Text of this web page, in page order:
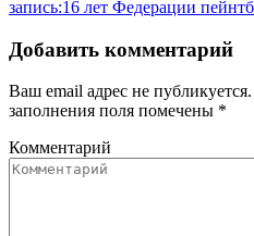
запись:16 лет Федерации
Добавить комментарий
Ваш email адрес не
заполнения поля помечены *
Комментарий